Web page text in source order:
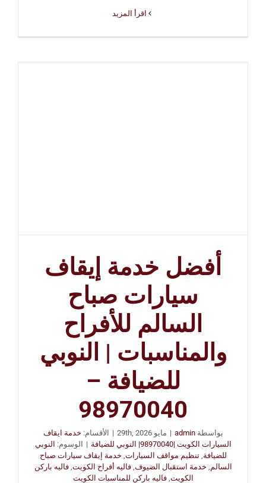
أفضل خدمة إيقاف
سيارات صباح
السالم للأفراح
والمناسبات | النوبي
للضيافة –
98970040
بواسطةadmin
| مايو 29th, 2026 | الأقسام: خدمة ايقاف
السيارات الكويت |98970040| النوبي للضيافة
| الوسوم: النوبي
للضيافة ,تنظيم مواقف السيارات خدمة إيقاف سيارات صباح
السالم خدمة استقبال الضيوف ,فاليه أفراح الكويت ,فاليه باركن
الكويت ,فاليه باركن للمناسبات الكويت